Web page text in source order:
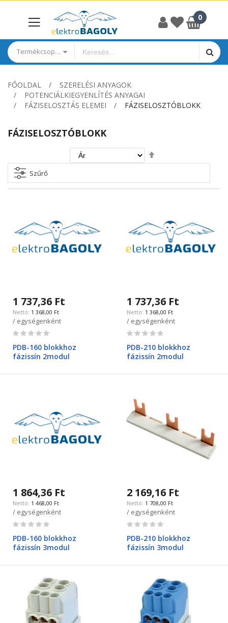
Termékcsoportok
FŐOLDAL
SZERELÉSI ANYAGOK
POTENCIÁLKIEGYENLÍTÉS ANYAGAI
FÁZISELOSZTÁS ELEMEI
FÁZISELOSZTÓBLOKK
FÁZISELOSZTÓBLOKK
irány
Szűrő
1 737,36 Ft
1 368,00 Ft
/ egységenként
Rating:
PDB-160 blokkhoz
fázissín 2modul
1 737,36 Ft
1 368,00 Ft
/ egységenként
Rating:
PDB-210 blokkhoz
fázissín 2modul
1 864,36 Ft
1 468,00 Ft
/ egységenként
Rating:
PDB-160 blokkhoz
fázissín 3modul
2 169,16 Ft
1 708,00 Ft
/ egységenként
Rating:
PDB-210 blokkhoz
fázissín 3modul